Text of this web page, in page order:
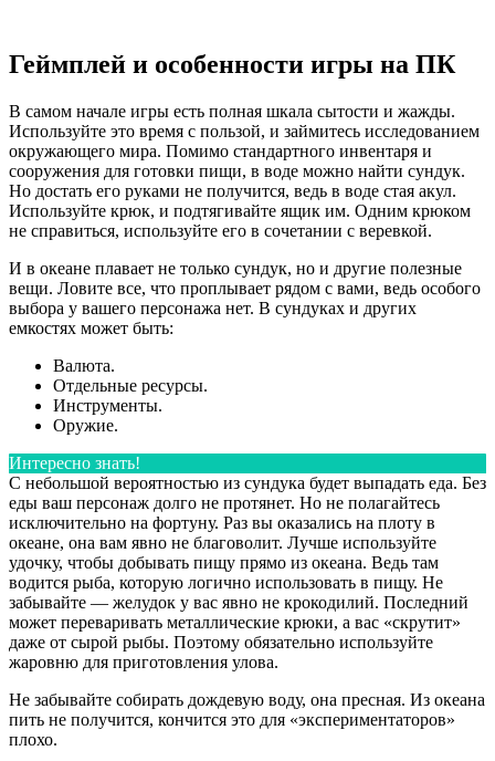
Геймплей и особенности игры на ПК
В самом начале игры есть полная шкала сытости и жажды.
Используйте это время с пользой, и займитесь исследованием
окружающего мира. Помимо стандартного инвентаря и
сооружения для готовки пищи, в воде можно найти сундук.
Но достать его руками не получится, ведь в воде стая акул.
Используйте крюк, и подтягивайте ящик им. Одним крюком
не справиться, используйте его в сочетании с веревкой.
И в океане плавает не только сундук, но и другие полезные
вещи. Ловите все, что проплывает рядом с вами, ведь особого
выбора у вашего персонажа нет. В сундуках и других
емкостях может быть:
Валюта.
Отдельные ресурсы.
Инструменты.
Оружие.
Интересно знать!
С небольшой вероятностью из сундука будет выпадать еда. Без
еды ваш персонаж долго не протянет. Но не полагайтесь
исключительно на фортуну. Раз вы оказались на плоту в
океане, она вам явно не благоволит. Лучше используйте
удочку, чтобы добывать пищу прямо из океана. Ведь там
водится рыба, которую логично использовать в пищу. Не
забывайте — желудок у вас явно не крокодилий. Последний
может переваривать металлические крюки, а вас «скрутит»
даже от сырой рыбы. Поэтому обязательно используйте
жаровню для приготовления улова.
Не забывайте собирать дождевую воду, она пресная. Из океана
пить не получится, кончится это для «экспериментаторов»
плохо.